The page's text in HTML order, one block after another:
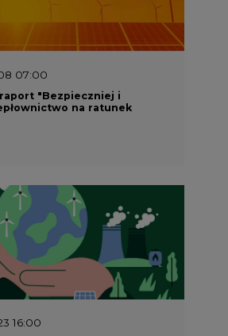
07:00
"Bezpieczniej i
na ratunek
16:00